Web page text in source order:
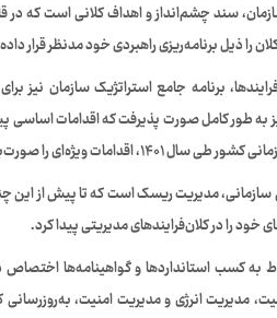
سند چشم‌انداز و اهداف کلانی است که
را ذیل برنامه‌ریزی راهبردی خود مدنظر قرار
جامع در حوزه تعالی سازمانی برای سال ۱۴۰۰ نیز به طور کامل
ویژه‌ای را صورت‌بندی نماید.
مدیریت ریسک است که تا پیش از این
را در کلان‌فرایندهای مدیریتی پیدا کرد.
مدیریت انرژی و مدیریت امنیت،